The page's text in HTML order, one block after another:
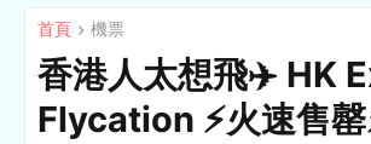
首頁 機票
香港人太想飛✈️ HK
Flycation ⚡️火速售罄